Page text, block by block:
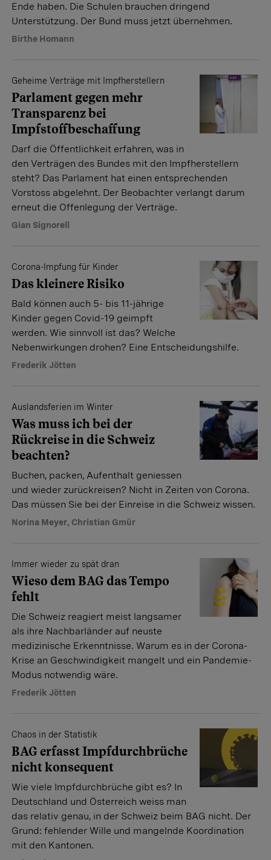
Ende haben. Die Schulen brauchen dringend
Unterstützung. Der Bund muss jetzt übernehmen.
Birthe Homann
Geheime Verträge mit Impfherstellern
Parlament gegen mehr
Transparenz bei
Impfstoffbeschaffung
Darf die Öffentlichkeit erfahren, was in
den Verträgen des Bundes mit den Impfherstellern
steht? Das Parlament hat einen entsprechenden
Vorstoss abgelehnt. Der Beobachter verlangt darum
erneut die Offenlegung der Verträge.
Gian Signorell
Corona-Impfung für Kinder
Das kleinere Risiko
Bald können auch 5- bis 11-jährige
Kinder gegen Covid-19 geimpft
werden. Wie sinnvoll ist das? Welche
Nebenwirkungen drohen? Eine Entscheidungshilfe.
Frederik Jötten
Auslandsferien im Winter
Was muss ich bei der
Rückreise in die Schweiz
beachten?
Buchen, packen, Aufenthalt geniessen
und wieder zurückreisen? Nicht in Zeiten von Corona.
Das müssen Sie bei der Einreise in die Schweiz wissen.
Norina Meyer, Christian Gmür
Immer wieder zu spät dran
Wieso dem BAG das Tempo
fehlt
Die Schweiz reagiert meist langsamer
als ihre Nachbarländer auf neuste
medizinische Erkenntnisse. Warum es in der Corona-
Krise an Geschwindigkeit mangelt und ein Pandemie-
Modus notwendig wäre.
Frederik Jötten
Chaos in der Statistik
BAG erfasst Impfdurchbrüche
nicht konsequent
Wie viele Impfdurchbrüche gibt es? In
Deutschland und Österreich weiss man
das relativ genau, in der Schweiz beim BAG nicht. Der
Grund: fehlender Wille und mangelnde Koordination
mit den Kantonen.